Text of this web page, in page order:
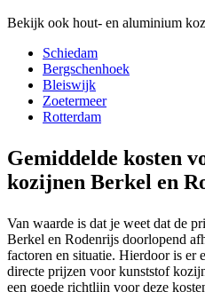
Bekijk ook hout- en aluminium
Schiedam
Bergschenhoek
Bleiswijk
Zoetermeer
Rotterdam
Gemiddelde kosten
kozijnen Berkel en
Van waarde is dat je weet dat de
Berkel en Rodenrijs doorlopend
factoren en situatie. Hierdoor is er
directe prijzen voor kunststof
een goede richtlijn voor deze